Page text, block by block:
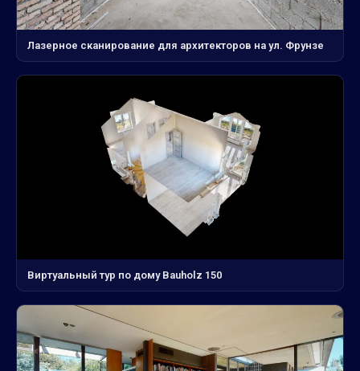
Лазерное сканирование для архитекторов на ул. Фрунзе
Виртуальный тур по дому Bauholz 150